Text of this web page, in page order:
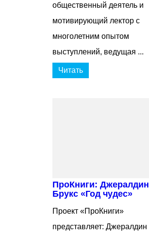
общественный деятель и
мотивирующий лектор с
многолетним опытом
выступлений, ведущая ...
Читать
ПроКниги: Джералдин
Брукс «Год чудес»
Проект «ПроКниги»
представляет: Джералдин